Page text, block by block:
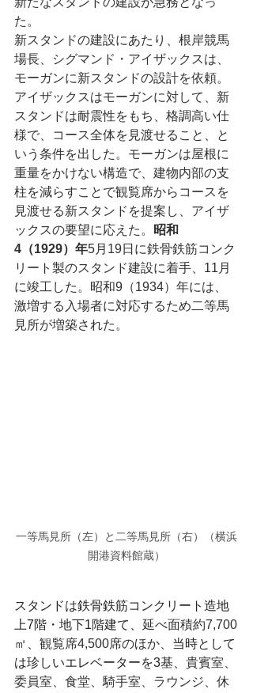
た。
新スタンドの建設にあたり、根岸競馬
場長、シグマンド・アイザックスは、
モーガンに新スタンドの設計を依頼。
アイザックスはモーガンに対して、新
スタンドは耐震性をもち、格調高い仕
様で、コース全体を見渡せること、と
いう条件を出した。モーガンは屋根に
重量をかけない構造で、建物内部の支
柱を減らすことで観覧席からコースを
見渡せる新スタンドを提案し、アイザ
ックスの要望に応えた。
昭和
4（1929）年5月19日に鉄骨鉄筋コンク
リート製のスタンド建設に着手、11月
に竣工した。昭和9（1934）年には、
激増する入場者に対応するため二等馬
見所が増築された。
一等馬見所（左）と二等馬見所（右）（横浜
開港資料館蔵）
スタンドは鉄骨鉄筋コンクリート造地
上7階・地下1階建て、 延べ面積約7,700
㎡、観覧席4,500席のほか、 当時として
は珍しいエレベーターを3基、 貴賓室、
委員室、食堂、騎手室、ラウンジ、休